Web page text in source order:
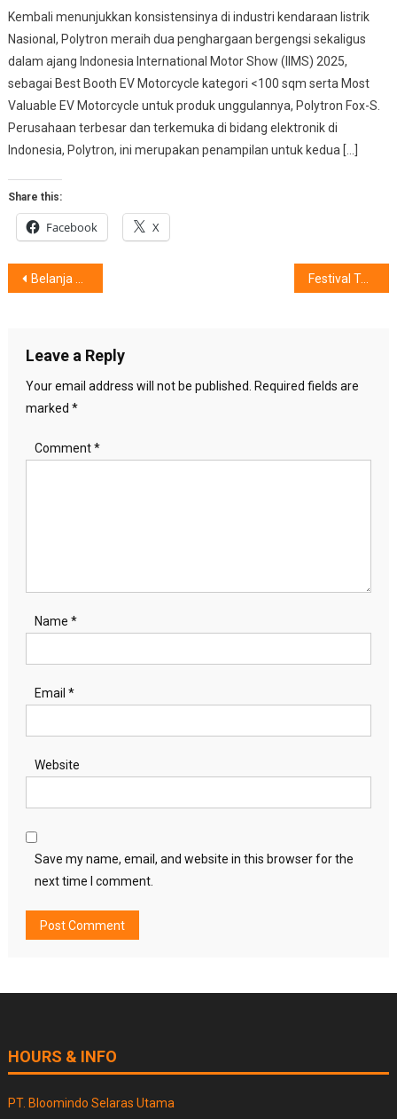
Kembali menunjukkan konsistensinya di industri kendaraan listrik
Nasional, Polytron meraih dua penghargaan bergengsi sekaligus
dalam ajang Indonesia International Motor Show (IIMS) 2025,
sebagai Best Booth EV Motorcycle kategori <100 sqm serta Most
Valuable EV Motorcycle untuk produk unggulannya, Polytron Fox-S.
Perusahaan terbesar dan terkemuka di bidang elektronik di
Indonesia, Polytron, ini merupakan penampilan untuk kedua […]
Share this:
Facebook X
Post
Belanja Hemat, Hadiah Akhir Tahun, Dihadirkan “Aqua Super Shopping Festival”! Festival Teater Indonesia, Hadirkan 20 Pertunjukan Teater di Empat Kota
Leave a Reply
Your email address will not be published.
Required fields are
marked *
Comment*
Name *
Email *
Website
Save my name, email, and website in this browser for the
next time I comment.
HOURS & INFO
PT. Bloomindo Selaras Utama